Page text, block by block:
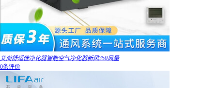
艾尚舒适佳净化器智能空气净化器新风350风量
0条评价